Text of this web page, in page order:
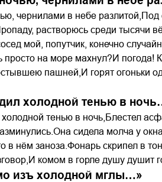
чернилами в небе
растворюсь среди тысячи
мой, попутчик, конечно
просто на море махнул?И погода!
пашней,И горят огоньки
холодной тенью в
тенью в ночь,Блестел
сидела молча у
в нём заноза.Фонарь скрипел в
комом в горле душу душит
изъ холодной мглы…»